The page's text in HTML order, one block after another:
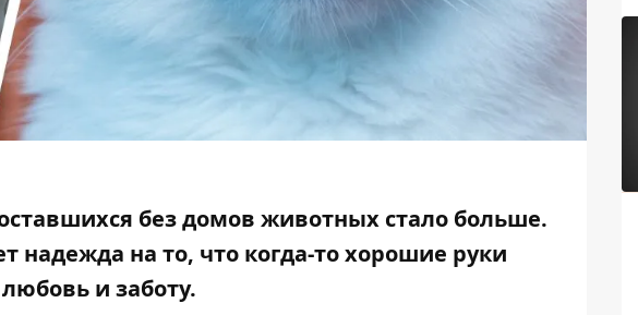
без домов животных стало больше.
на то, что когда-тохорошие руки
и заботу.